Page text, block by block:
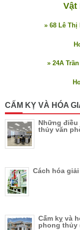
Vật
» 68 Lê Thị
» 24A
CẤM KỴ VÀ HÓA
Những
thủy văn
Cách hóa
Cấm kỵ và
phong thủy